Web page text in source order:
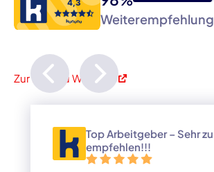
Weiterempfehlung
Zur Kununu Website
Top Arbeitgeber – Sehr zu
empfehlen!!!
Liebe:r zukünftige:r Kolleg:in,